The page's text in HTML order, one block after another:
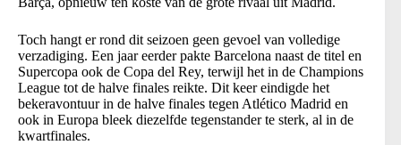
Toch hangt er rond dit seizoen geen gevoel van volledige
verzadiging. Een jaar eerder pakte Barcelona naast de titel en
Supercopa ook de Copa del Rey, terwijl het in de Champions
League tot de halve finales reikte. Dit keer eindigde het
bekeravontuur in de halve finales tegen Atlético Madrid en
ook in Europa bleek diezelfde tegenstander te sterk, al in de
kwartfinales.